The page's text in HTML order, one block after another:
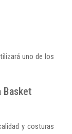
uno de los
Basket
y costuras